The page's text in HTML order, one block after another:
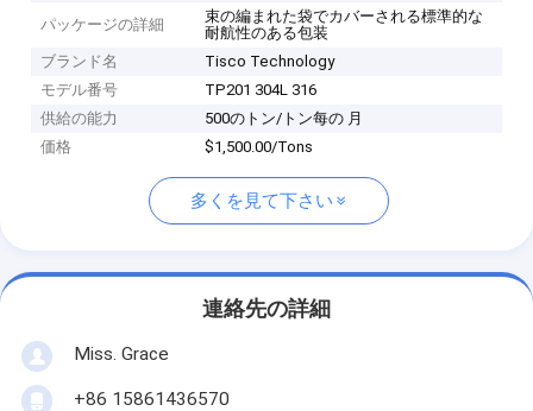
パッケージの詳細
束の編まれた袋でカバーされる標準的な
耐航性のある包装
ブランド名
Tisco Technology
モデル番号
TP201 304L 316
供給の能力
500のトン/トン每の 月
価格
$1,500.00/Tons
多くを見て下さい
連絡先の詳細
Miss. Grace
+86 15861436570